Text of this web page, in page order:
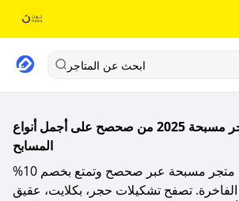
ابحث عن المتاجر
كود خصم متجر مسبحة 2025 من صحصح على أجمل أنواع
المسابح
استفد من كود خصم متجر مسبحة عبر صحصح وتمتع بخصم 10%
تصفح تشكيلات حجر، بكلايت، عقيق